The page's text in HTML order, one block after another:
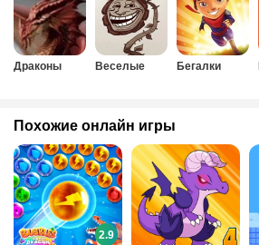
Драконы Веселые Бегалки
Похожие онлайн игры
2.9